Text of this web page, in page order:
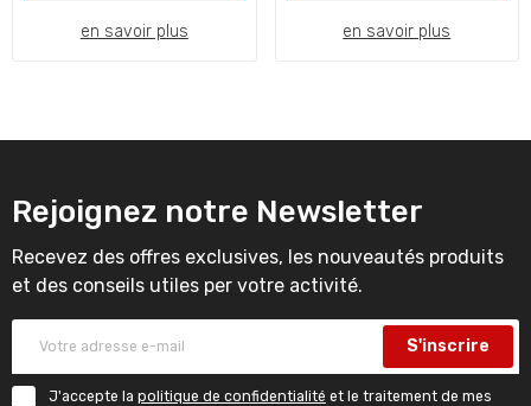
en savoir plus en savoir plus
Rejoignez notre Newsletter
Recevez des offres exclusives, les nouveautés produits
et des conseils utiles per votre activité.
S'inscrire
J'accepte la politique de confidentialité et le traitement de mes